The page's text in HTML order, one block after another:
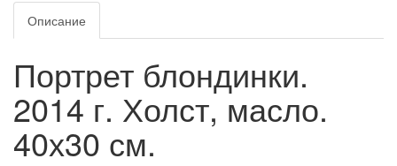
Описание
Портрет блондинки.
2014 г. Холст, масло.
40х30 см.